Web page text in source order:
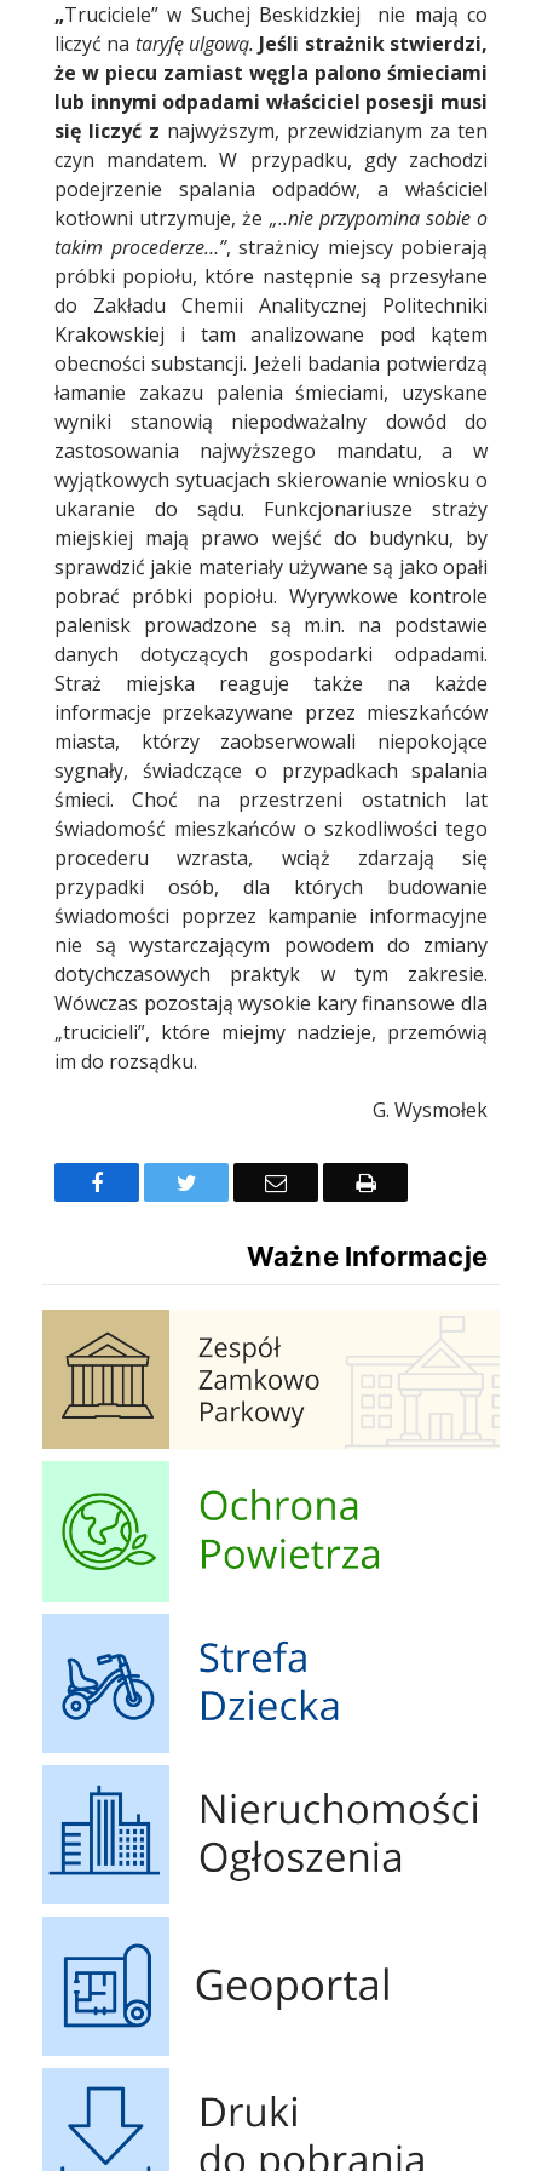
„Truciciele” w Suchej Beskidzkiej nie mają co
liczyć na taryfę ulgową. Jeśli strażnik stwierdzi,
że w piecu zamiast węgla palono śmieciami
lub innymi odpadami właściciel posesji musi
się liczyć z najwyższym, przewidzianym za ten
czyn mandatem. W przypadku, gdy zachodzi
podejrzenie spalania odpadów, a właściciel
kotłowni utrzymuje, że„..nie przypomina sobie o
takim procederze…”, strażnicy miejscy pobierają
próbki popiołu, które następnie są przesyłane
do Zakładu Chemii Analitycznej Politechniki
Krakowskiej i tam analizowane pod kątem
obecności substancji. Jeżeli badania potwierdzą
łamanie zakazu palenia śmieciami, uzyskane
wyniki stanowią niepodważalny dowód do
zastosowania najwyższego mandatu, a w
wyjątkowych sytuacjach skierowanie wniosku o
ukaranie do sądu. Funkcjonariusze straży
miejskiej mają prawo wejść do budynku, by
sprawdzić jakie materiały używane są jako opałi
pobrać próbki popiołu. Wyrywkowe kontrole
palenisk prowadzone są m.in. na podstawie
danych dotyczących gospodarki odpadami.
Straż miejska reaguje także na każde
informacje przekazywane przez mieszkańców
miasta, którzy zaobserwowali niepokojące
sygnały, świadczące o przypadkach spalania
śmieci. Choć na przestrzeni ostatnich lat
świadomość mieszkańców o szkodliwości tego
procederu wzrasta, wciąż zdarzają się
przypadki osób, dla których budowanie
świadomości poprzez kampanie informacyjne
nie są wystarczającym powodem do zmiany
dotychczasowych praktyk w tym zakresie.
Wówczas pozostają wysokie kary finansowe dla
„trucicieli”, które miejmy nadzieje, przemówią
im do rozsądku.
G. Wysmołek
FacebookTwitter Email Drukuj
Ważne Informacje